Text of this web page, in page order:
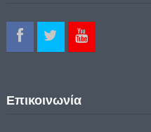
Επικοινωνία